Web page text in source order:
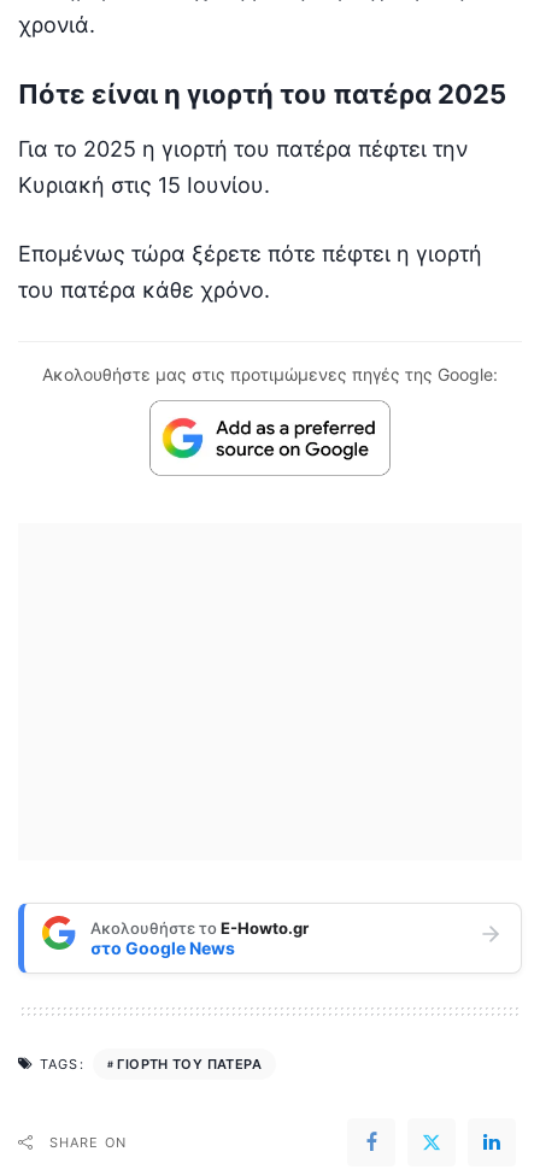
χρονιά.
Πότε είναι η γιορτή του πατέρα 2025
Για το 2025 η γιορτή του πατέρα πέφτει την
Κυριακή στις 15 Ιουνίου.
Επομένως τώρα ξέρετε πότε πέφτει η γιορτή
του πατέρα κάθε χρόνο.
Ακολουθήστε μας στις προτιμώμενες πηγές της Google:
Ακολουθήστε τοE-Howto.gr
στο Google News
TAGS: ΓΙΟΡΤΗ ΤΟΥ ΠΑΤΕΡΑ
SHARE ON